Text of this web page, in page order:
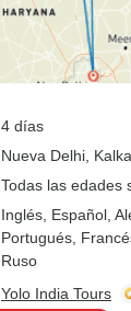
4 días
Nueva Delhi , Kalka
Todas las edades
Inglés, Español,
Portugués,
Ruso
Yolo India Tours